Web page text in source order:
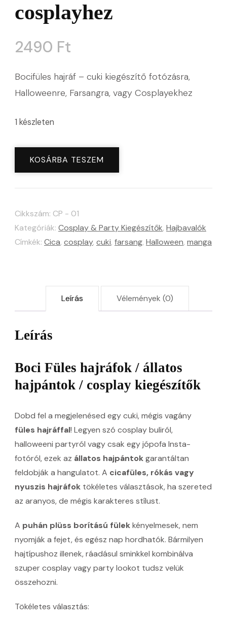
cosplayhez
2490 Ft
Bocifüles hajráf – cuki kiegészítő fotózásra,
Halloweenre, Farsangra, vagy Cosplayekhez
1 készleten
Bocifüles
állatos
kiegészítő
Halloweenre,
farsangra,
KOSÁRBA TESZEM
Cikkszám: CP - 01
Kategóriák: Cosplay & Party Kiegészítők, Hajbavalók
Címkék: Cica, cosplay, cuki, farsang, Halloween, manga
Leírás Vélemények (0)
Leírás
Boci Füles hajráfok / állatos
hajpántok / cosplay kiegészítők
Dobd fel a megjelenésed egy cuki, mégis vagány
füles hajráffal! Legyen szó cosplay buliról,
halloweeni partyról vagy csak egy jópofa Insta-
fotóról, ezek az állatos hajpántokgarantáltan
feldobják a hangulatot. A cicafüles, rókás vagy
nyuszis hajráfok tökéletes választások, ha szereted
az aranyos, de mégis karakteres stílust.
A puhán plüss borítású fülekkényelmesek, nem
nyomják a fejet, és egész nap hordhatók. Bármilyen
hajtípushoz illenek, ráadásul sminkkel kombinálva
szuper cosplay vagy party lookot tudsz velük
összehozni.
Tökéletes választás: